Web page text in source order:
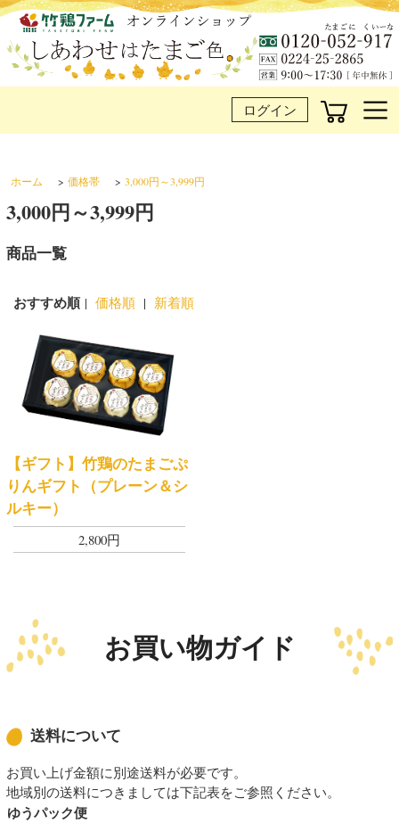
ログイン
ホーム >価格帯 >3,000円～3,999円
3,000円～3,999円
商品一覧
おすすめ順| 価格順| 新着順
【ギフト】竹鶏のたまごぷ
りんギフト（プレーン＆シ
ルキー）
2,800円
お買い物ガイド
送料について
お買い上げ金額に別途送料が必要です。
地域別の送料につきましては下記表をご参照ください。
ゆうパック便